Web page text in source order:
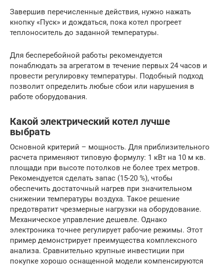
Завершив перечисленные действия, нужно нажать
кнопку «Пуск» и дождаться, пока котел прогреет
теплоноситель до заданной температуры.
Для бесперебойной работы рекомендуется
понаблюдать за агрегатом в течение первых 24 часов и
провести регулировку температуры. Подобный подход
позволит определить любые сбои или нарушения в
работе оборудования.
Какой электрический котел лучше
выбрать
Основной критерий – мощность. Для приблизительного
расчета применяют типовую формулу: 1 кВт на 10 м кв.
площади при высоте потолков не более трех метров.
Рекомендуется сделать запас (15-20 %), чтобы
обеспечить достаточный нагрев при значительном
снижении температуры воздуха. Такое решение
предотвратит чрезмерные нагрузки на оборудование.
Механическое управление дешевле. Однако
электроника точнее регулирует рабочие режимы. Этот
пример демонстрирует преимущества комплексного
анализа. Сравнительно крупные инвестиции при
покупке хорошо оснащенной модели компенсируются